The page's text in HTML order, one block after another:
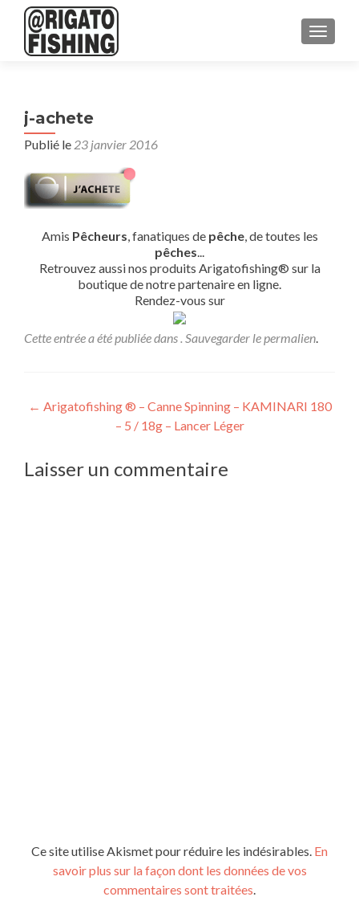
j-achete
Publié le 23 janvier 2016
Amis Pêcheurs, fanatiques de pêche, de toutes les
pêches...
Retrouvez aussi nos produits Arigatofishing® sur la
boutique de notre partenaire en ligne.
Rendez-vous sur
Cette entrée a été publiée dans . Sauvegarder lepermalien.
Navigation
l’article
← Arigatofishing ® – Canne Spinning – KAMINARI 180
– 5 / 18g – Lancer Léger
Laisser un commentaire
Ce site utilise Akismet pour réduire les indésirables. En
savoir plus sur la façon dont les données de vos
commentaires sont traitées.